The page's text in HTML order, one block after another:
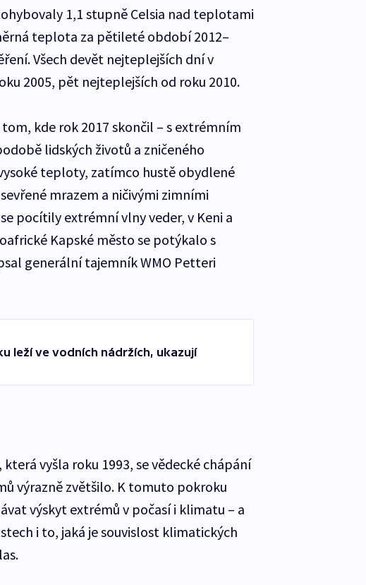
1,1 stupně Celsia nad teplotami
teplota za pětileté období 2012–
Všech devět nejteplejších dní v
2005, pět nejteplejších od roku 2010.
kde rok 2017 skončil – s extrémním
lidských životů a zničeného
teploty, zatímco hustě obydlené
mrazem a ničivými zimními
pocítily extrémní vlny veder, v Keni a
Kapské město se potýkalo s
generální tajemník WMO Petteri
leží ve vodních nádržích, ukazují
vyšla roku 1993, se vědecké chápání
výrazně zvětšilo. K tomuto pokroku
výskyt extrémů v počasí i klimatu – a
i to, jaká je souvislost klimatických